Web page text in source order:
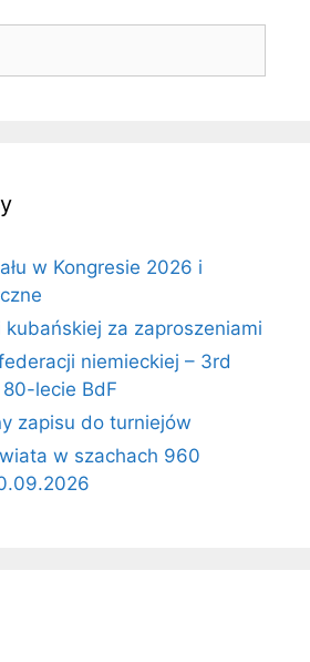
w Kongresie 2026 i
za zaproszeniami
niemieckiej – 3rd
lecie BdF
zapisu do turniejów
w szachach 960